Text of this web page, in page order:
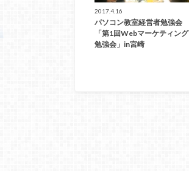
2017.4.16
パソコン教室経営者勉強会
「第1回Webマーケティング
勉強会」in宮崎